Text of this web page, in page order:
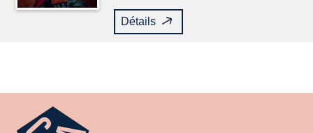
Détails